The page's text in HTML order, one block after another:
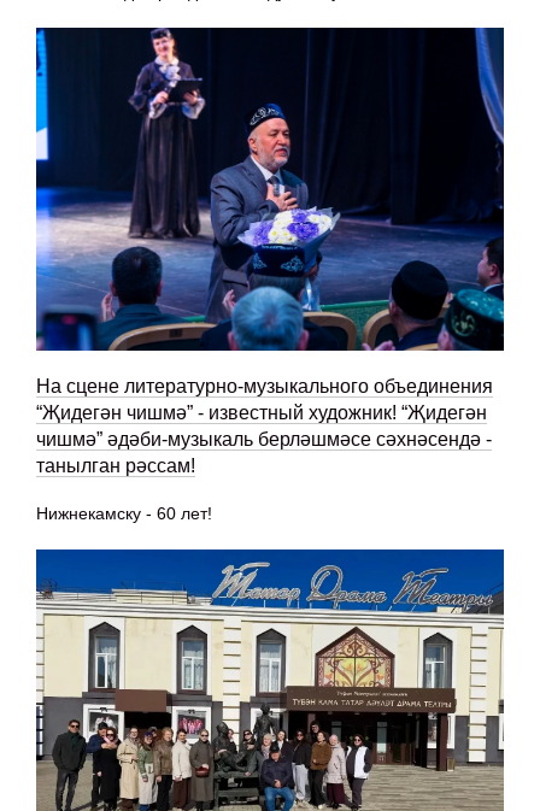
На сцене литературно-музыкального объединения
“Җидегән чишмә” - известный художник! “Җидегән
чишмә” әдәби-музыкаль берләшмәсе сәхнәсендә -
танылган рәссам!
Нижнекамску - 60 лет!